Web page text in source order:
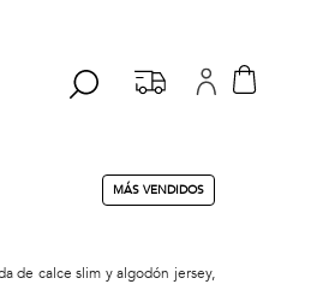
MÁS VENDIDOS
de calce slim y algodón jersey,